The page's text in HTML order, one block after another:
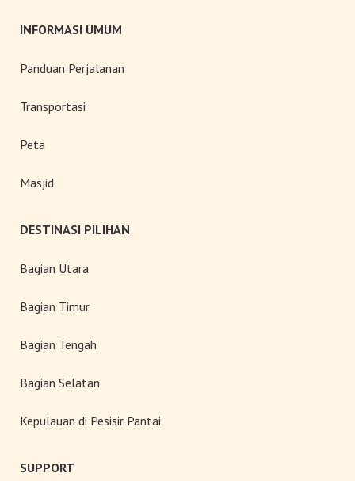
INFORMASI UMUM
Panduan Perjalanan
Transportasi
Peta
Masjid
DESTINASI PILIHAN
Bagian Utara
Bagian Timur
Bagian Tengah
Bagian Selatan
Kepulauan di Pesisir Pantai
SUPPORT